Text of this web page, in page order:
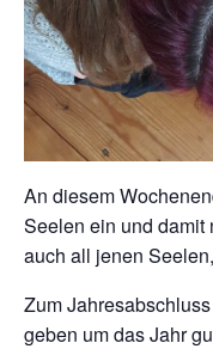
An diesem
Seelen ein und damit
auch all jenen
Zum
geben um das Jahr